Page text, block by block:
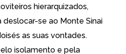
hierarquizados,
deslocar-se ao Monte Sinai
as suas vontades.
isolamento e pela